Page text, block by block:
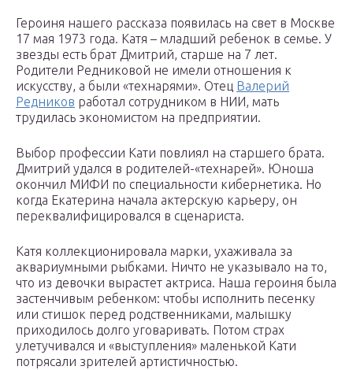
Героиня нашего рассказа появилась на свет в Москве
17 мая 1973 года. Катя – младший ребенок в семье. У
звезды есть брат Дмитрий, старше на 7 лет.
Родители Редниковой не имели отношения к
искусству, а были «технарями». Отец Валерий
Редников работал сотрудником в НИИ, мать
трудилась экономистом на предприятии.
Выбор профессии Кати повлиял на старшего брата.
Дмитрий удался в родителей-«технарей». Юноша
окончил МИФИ по специальности кибернетика. Но
когда Екатерина начала актерскую карьеру, он
переквалифицировался в сценариста.
Катя коллекционировала марки, ухаживала за
аквариумными рыбками. Ничто не указывало на то,
что из девочки вырастет актриса. Наша героиня была
застенчивым ребенком: чтобы исполнить песенку
или стишок перед родственниками, малышку
приходилось долго уговаривать. Потом страх
улетучивался и «выступления» маленькой Кати
потрясали зрителей артистичностью.